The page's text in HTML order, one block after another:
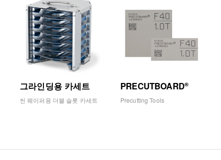
그라인딩용 카세트
씬 웨이퍼용 더블 슬롯 카세트
PRECUTBOARD®
Precutting Tools